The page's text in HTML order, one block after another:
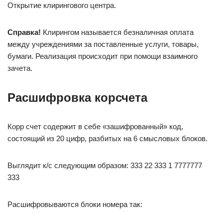
Открытие клирингового центра.
Справка! Клирингом называется безналичная оплата
между учреждениями за поставленные услуги, товары,
бумаги. Реализация происходит при помощи взаимного
зачета.
Расшифровка корсчета
Корр счет содержит в себе «зашифрованный» код,
состоящий из 20 цифр, разбитых на 6 смысловых блоков.
Выглядит к/с следующим образом: 333 22 333 1 7777777
333
Расшифровываются блоки номера так: